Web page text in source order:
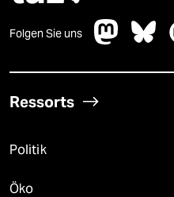
Folgen Sie uns
Ressorts
Politik
Öko